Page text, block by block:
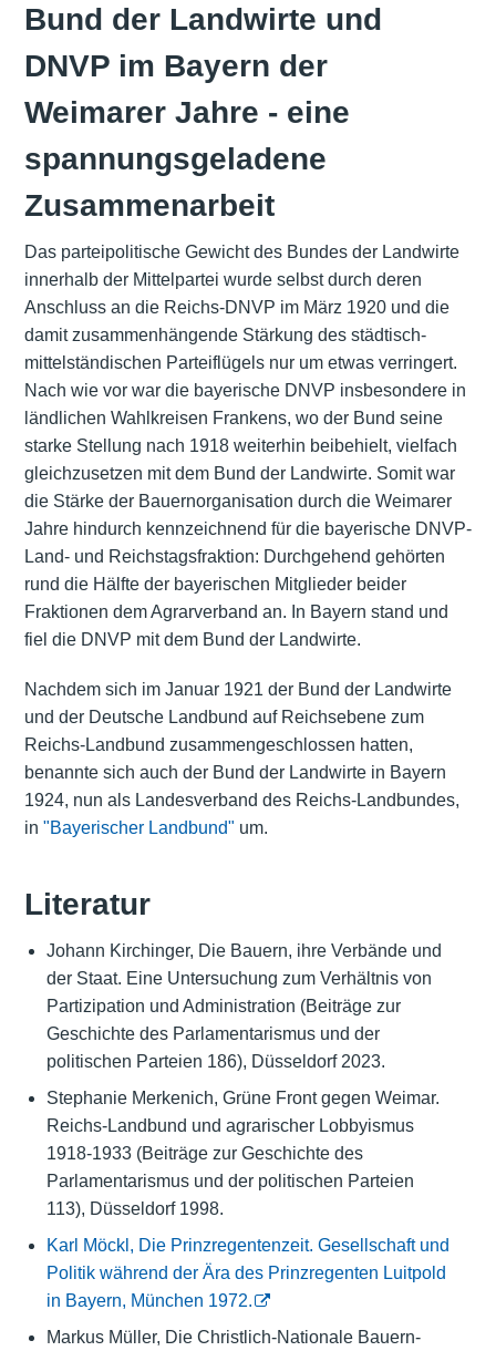
Bund der Landwirte und
DNVP im Bayern der
Weimarer Jahre - eine
spannungsgeladene
Zusammenarbeit
Das parteipolitische Gewicht des Bundes der Landwirte
innerhalb der Mittelpartei wurde selbst durch deren
Anschluss an die Reichs-DNVP im März 1920 und die
damit zusammenhängende Stärkung des städtisch-
mittelständischen Parteiflügels nur um etwas verringert.
Nach wie vor war die bayerische DNVP insbesondere in
ländlichen Wahlkreisen Frankens, wo der Bund seine
starke Stellung nach 1918 weiterhin beibehielt, vielfach
gleichzusetzen mit dem Bund der Landwirte. Somit war
die Stärke der Bauernorganisation durch die Weimarer
Jahre hindurch kennzeichnend für die bayerische DNVP-
Land- und Reichstagsfraktion: Durchgehend gehörten
rund die Hälfte der bayerischen Mitglieder beider
Fraktionen dem Agrarverband an. In Bayern stand und
fiel die DNVP mit dem Bund der Landwirte.
Nachdem sich im Januar 1921 der Bund der Landwirte
und der Deutsche Landbund auf Reichsebene zum
Reichs-Landbund zusammengeschlossen hatten,
benannte sich auch der Bund der Landwirte in Bayern
1924, nun als Landesverband des Reichs-Landbundes,
in "Bayerischer Landbund" um.
Literatur
Johann Kirchinger, Die Bauern, ihre Verbände und
der Staat. Eine Untersuchung zum Verhältnis von
Partizipation und Administration (Beiträge zur
Geschichte des Parlamentarismus und der
politischen Parteien 186), Düsseldorf 2023.
Stephanie Merkenich, Grüne Front gegen Weimar.
Reichs-Landbund und agrarischer Lobbyismus
1918-1933 (Beiträge zur Geschichte des
Parlamentarismus und der politischen Parteien
113), Düsseldorf 1998.
Karl Möckl, Die Prinzregentenzeit. Gesellschaft und
Politik während der Ära des Prinzregenten Luitpold
in Bayern, München 1972.
Markus Müller, Die Christlich-Nationale Bauern-